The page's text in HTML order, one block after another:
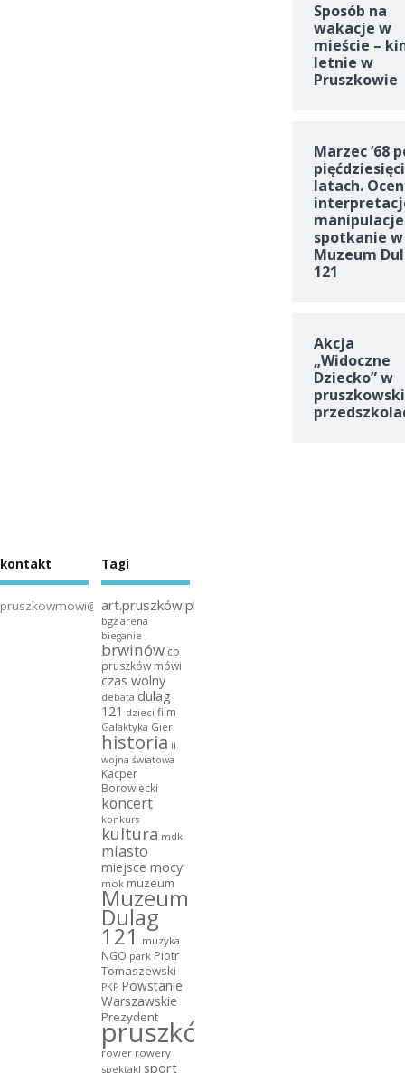
Sposób na
wakacje w
mieście –
letnie w
Pruszkowie
Marzec ’68
latach.
spotkanie w
Muzeum
121
Akcja
„Widoczne
Dziecko” w
kontakt
pruszkowmowi@gmail.com
Tagi
art.pruszków.pl
bgż arena
bieganie
brwinów co
pruszków mówi
czas wolny
debata dulag
121 dzieci film
Galaktyka Gier
historia ii
wojna światowa
Kacper
Borowiecki
koncert
konkurs
kultura mdk
miasto
miejsce mocy
mok muzeum
Muzeum
Dulag
121 muzyka
NGO park Piotr
Tomaszewski
PKP Powstanie
Warszawskie
Prezydent
pruszków
rower rowery
spektakl sport